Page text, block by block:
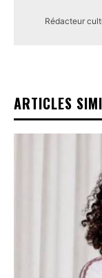
Rédacteur
ARTICLES